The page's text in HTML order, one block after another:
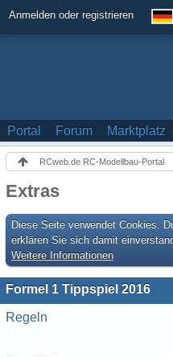
Anmelden oder registrieren
Portal Forum Marktplatz
RCweb.de RC-Modellbau-Portal
Extras
Diese Seite verwendet Cookies.
erklären Sie sich damit
Weitere Informationen
Formel 1 Tippspiel 2016
Regeln